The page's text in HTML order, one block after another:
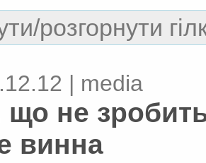
розгорнути
| media
що не
винна